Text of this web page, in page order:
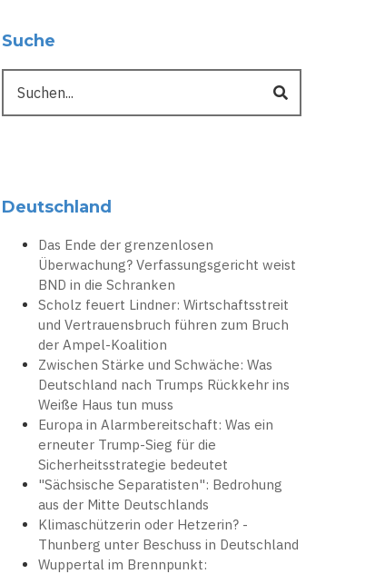
Suche
Deutschland
Das Ende der grenzenlosen
Überwachung? Verfassungsgericht weist
BND in die Schranken
Scholz feuert Lindner: Wirtschaftsstreit
und Vertrauensbruch führen zum Bruch
der Ampel-Koalition
Zwischen Stärke und Schwäche: Was
Deutschland nach Trumps Rückkehr ins
Weiße Haus tun muss
Europa in Alarmbereitschaft: Was ein
erneuter Trump-Sieg für die
Sicherheitsstrategie bedeutet
"Sächsische Separatisten": Bedrohung
aus der Mitte Deutschlands
Klimaschützerin oder Hetzerin? -
Thunberg unter Beschuss in Deutschland
Wuppertal im Brennpunkt: